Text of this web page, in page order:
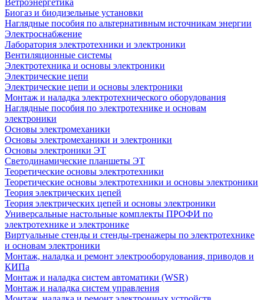
Ветроэнергетика
Биогаз и биодизельные установки
Наглядные пособия по альтернативным источникам энергии
Электроснабжение
Лаборатория электротехники и электроники
Вентиляционные системы
Электротехника и основы электроники
Электрические цепи
Электрические цепи и основы электроники
Монтаж и наладка электротехнического оборудования
Наглядные пособия по электротехнике и основам
электроники
Основы электромеханики
Основы электромеханики и электроники
Основы электроники ЭТ
Светодинамические планшеты ЭТ
Теоретические основы электротехники
Теоретические основы электротехники и основы электроники
Теория электрических цепей
Теория электрических цепей и основы электроники
Универсальные настольные комплекты ПРОФИ по
электротехнике и электронике
Виртуальные стенды и стенды-тренажеры по электротехнике
и основам электроники
Монтаж, наладка и ремонт электрооборудования, приводов и
КИПа
Монтаж и наладка систем автоматики (WSR)
Монтаж и наладка систем управления